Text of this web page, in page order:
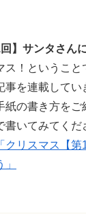
】サンタさん
ス！というこ
事を連載 してい
紙の書き方をご
書いてみてくだ
「クリスマス【